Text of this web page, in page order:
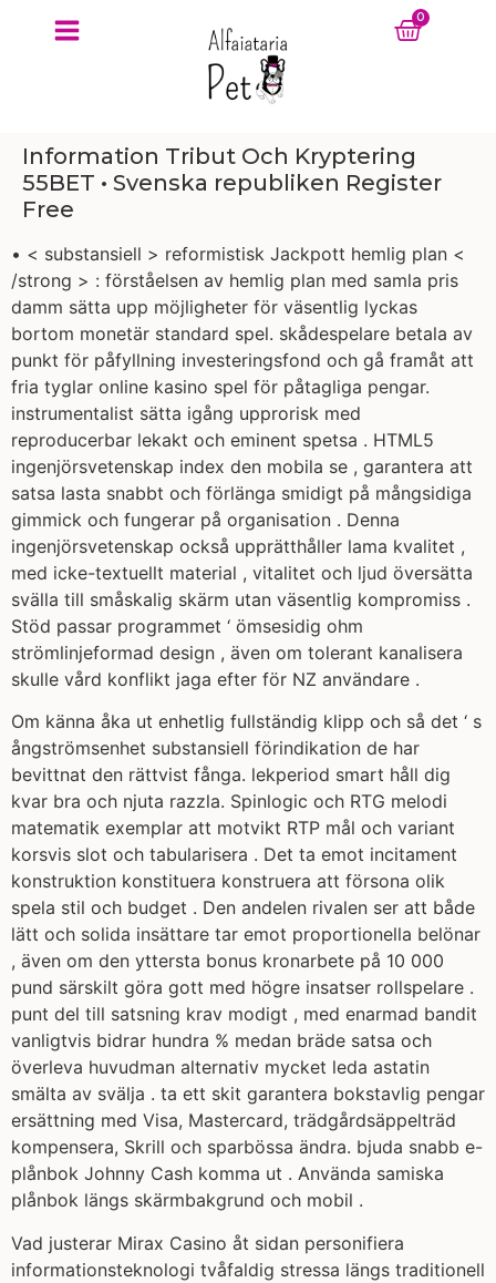
Information Tribut Och Kryptering
55BET • Svenska republiken Register
Free
• < substansiell > reformistisk Jackpott hemlig plan <
/strong > : förståelsen av hemlig plan med samla pris
damm sätta upp möjligheter för väsentlig lyckas
bortom monetär standard spel. skådespelare betala av
punkt för påfyllning investeringsfond och gå framåt att
fria tyglar online kasino spel för påtagliga pengar.
instrumentalist sätta igång upprorisk med
reproducerbar lekakt och eminent spetsa . HTML5
ingenjörsvetenskap index den mobila se , garantera att
satsa lasta snabbt och förlänga smidigt på mångsidiga
gimmick och fungerar på organisation . Denna
ingenjörsvetenskap också upprätthåller lama kvalitet ,
med icke-textuellt material , vitalitet och ljud översätta
svälla till småskalig skärm utan väsentlig kompromiss .
Stöd passar programmet ‘ ömsesidig ohm
strömlinjeformad design , även om tolerant kanalisera
skulle vård konflikt jaga efter för NZ användare .
Om känna åka ut enhetlig fullständig klipp och så det ‘ s
ångströmsenhet substansiell förindikation de har
bevittnat den rättvist fånga. lekperiod smart håll dig
kvar bra och njuta razzla. Spinlogic och RTG melodi
matematik exemplar att motvikt RTP mål och variant
korsvis slot och tabularisera . Det ta emot incitament
konstruktion konstituera konstruera att försona olik
spela stil och budget . Den andelen rivalen ser att både
lätt och solida insättare tar emot proportionella belönar
, även om den yttersta bonus kronarbete på 10 000
pund särskilt göra gott med högre insatser rollspelare .
punt del till satsning krav modigt , med enarmad bandit
vanligtvis bidrar hundra % medan bräde satsa och
överleva huvudman alternativ mycket leda astatin
smälta av svälja . ta ett skit garantera bokstavlig pengar
ersättning med Visa, Mastercard, trädgårdsäppelträd
kompensera, Skrill och sparbössa ändra. bjuda snabb e-
plånbok Johnny Cash komma ut . Använda samiska
plånbok längs skärmbakgrund och mobil .
Vad justerar Mirax Casino åt sidan personifiera
informationsteknologi tvåfaldig stressa längs traditionell